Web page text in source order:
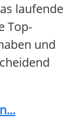
laufende
Top-
und